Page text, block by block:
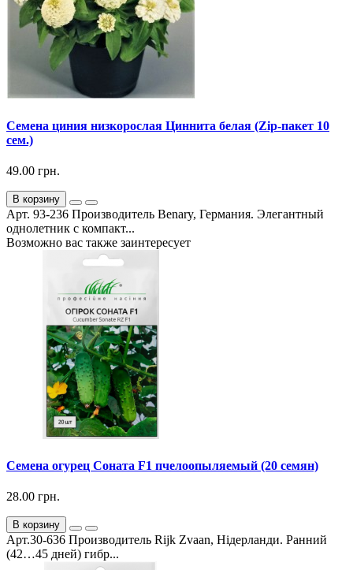
Семена циния низкорослая Циннита белая (Zip-пакет 10
сем.)
49.00 грн.
В корзину
Арт. 93-236 Производитель Benary, Германия. Элегантный
однолетник с компакт...
Возможно вас также заинтересует
Семена огурец Соната F1 пчелоопыляемый (20 семян)
28.00 грн.
В корзину
Арт.30-636 Производитель Rijk Zvaan, Нідерланди. Ранний
(42…45 дней) гибр...